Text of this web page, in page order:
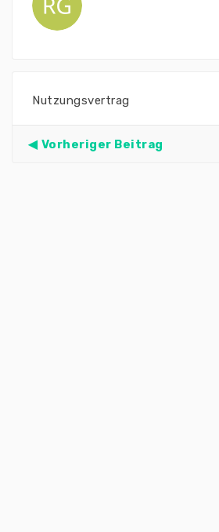
Nutzungsvertrag
Vorheriger Beitrag